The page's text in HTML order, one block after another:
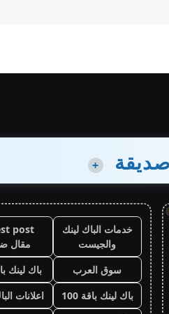
+
خدمات الباك لينك
والجيست
post
مقال
سوق العرب
باك لينك
باك لينك باقة 100
اعلانات